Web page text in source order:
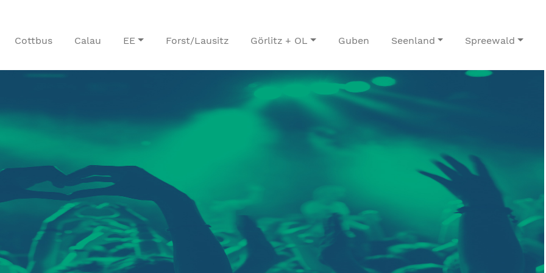
Cottbus Calau EE Forst/Lausitz Görlitz + OL Guben Seenland Spreewald